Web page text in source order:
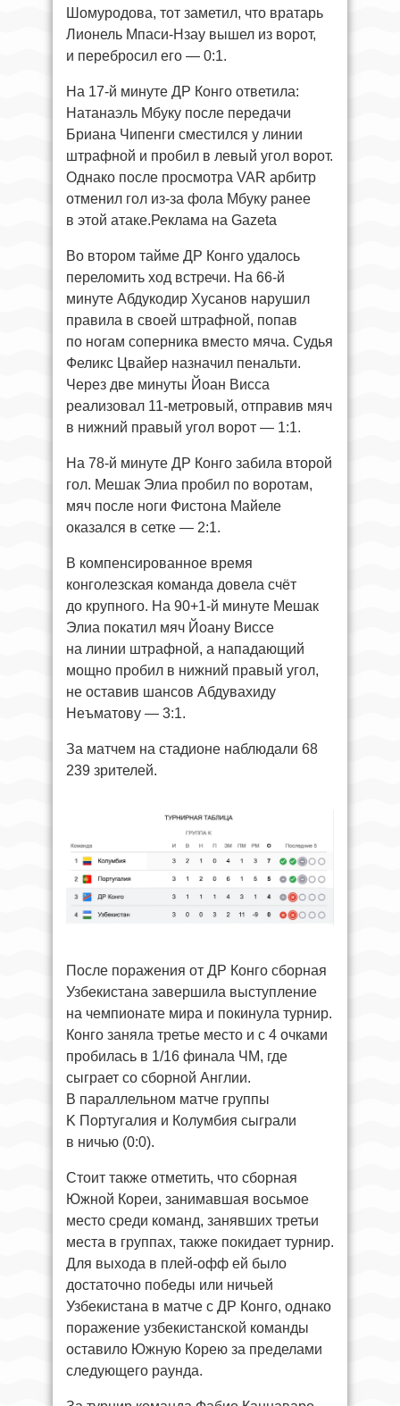
Шомуродова, тот заметил, что вратарь
Лионель Мпаси-Нзау вышел из ворот,
и перебросил его — 0:1.
На 17-й минуте ДР Конго ответила:
Натанаэль Мбуку после передачи
Бриана Чипенги сместился у линии
штрафной и пробил в левый угол ворот.
Однако после просмотра VAR арбитр
отменил гол из-за фола Мбуку ранее
в этой атаке.Реклама на Gazeta
Во втором тайме ДР Конго удалось
переломить ход встречи. На 66-й
минуте Абдукодир Хусанов нарушил
правила в своей штрафной, попав
по ногам соперника вместо мяча. Судья
Феликс Цвайер назначил пенальти.
Через две минуты Йоан Висса
реализовал 11-метровый, отправив мяч
в нижний правый угол ворот — 1:1.
На 78-й минуте ДР Конго забила второй
гол. Мешак Элиа пробил по воротам,
мяч после ноги Фистона Майеле
оказался в сетке — 2:1.
В компенсированное время
конголезская команда довела счёт
до крупного. На 90+1-й минуте Мешак
Элиа покатил мяч Йоану Виссе
на линии штрафной, а нападающий
мощно пробил в нижний правый угол,
не оставив шансов Абдувахиду
Неъматову — 3:1.
За матчем на стадионе наблюдали 68
239 зрителей.
После поражения от ДР Конго сборная
Узбекистана завершила выступление
на чемпионате мира и покинула турнир.
Конго заняла третье место и с 4 очками
пробилась в 1/16 финала ЧМ, где
сыграет со сборной Англии.
В параллельном матче группы
K Португалия и Колумбия сыграли
в ничью (0:0).
Стоит также отметить, что сборная
Южной Кореи, занимавшая восьмое
место среди команд, занявших третьи
места в группах, также покидает турнир.
Для выхода в плей-офф ей было
достаточно победы или ничьей
Узбекистана в матче с ДР Конго, однако
поражение узбекистанской команды
оставило Южную Корею за пределами
следующего раунда.